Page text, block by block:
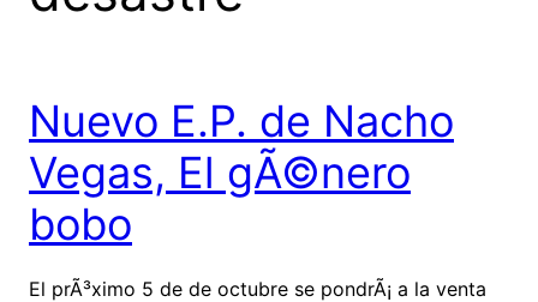
Nuevo E.P. de Nacho
Vegas, El gÃ©nero
bobo
El prÃ³ximo 5 de de octubre se pondrÃ¡ a la venta